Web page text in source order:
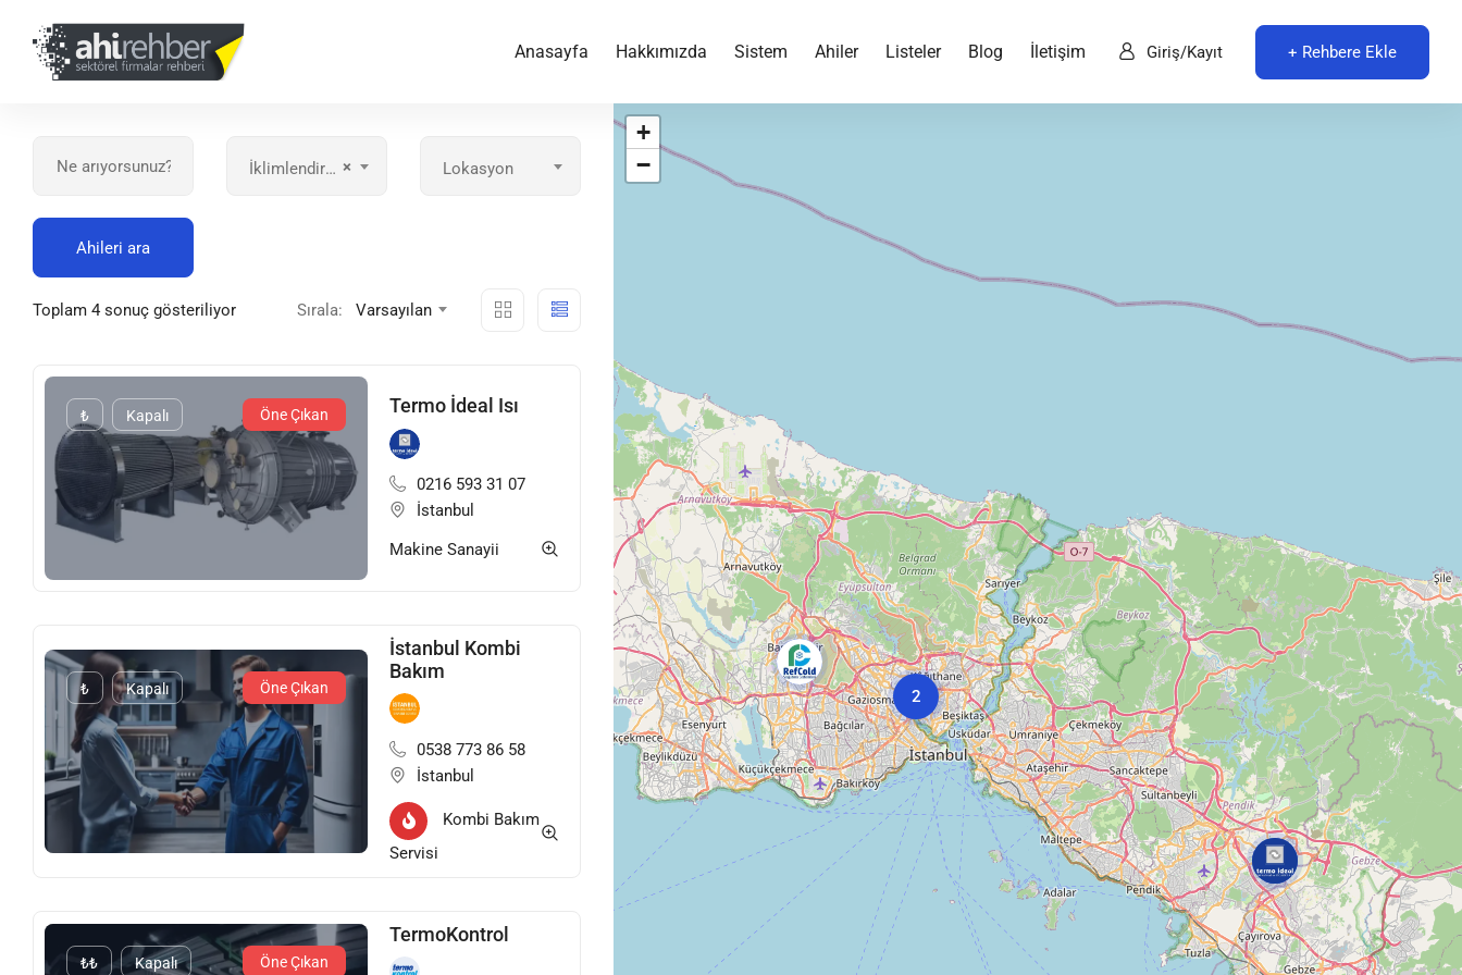
Anasayfa Hakkımızda Sistem Ahiler Listeler Blog İletişim Giriş/Kayıt + Rehbere Ekle
×
İklimlendirme Lokasyon
Ahileri ara
Toplam 4 sonuç gösteriliyor Sırala: Varsayılan
₺ Kapalı Öne Çıkan Termo İdeal Isı
0216 593 31 07
İstanbul
Makine Sanayii
₺ Kapalı Öne Çıkan
İstanbul Kombi
Bakım
0538 773 86 58
İstanbul
Kombi Bakım
Servisi
₺₺ Kapalı Öne Çıkan
TermoKontrol
2
+
−